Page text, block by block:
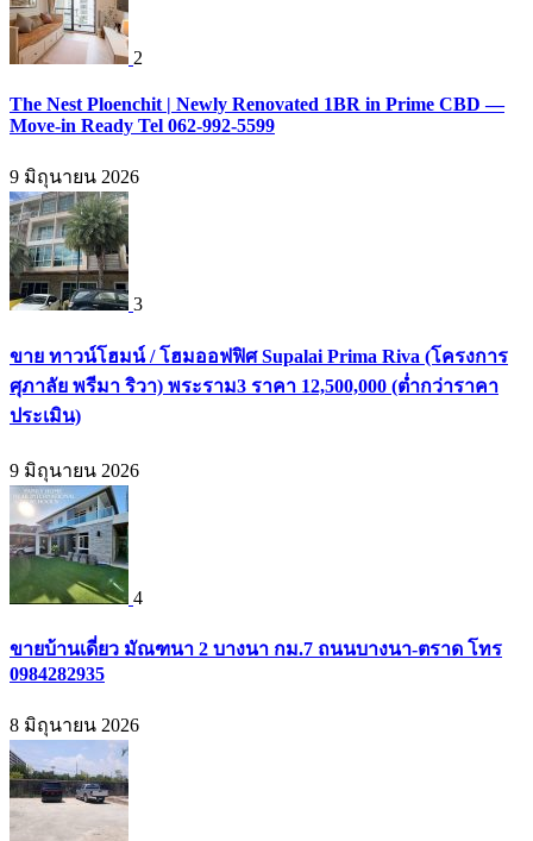
2
The Nest Ploenchit | Newly Renovated 1BR in Prime CBD —
Move-in Ready Tel 062-992-5599
9 มิถุนายน 2026
3
ขาย ทาวน์โฮมน์ / โฮมออฟฟิศ Supalai Prima Riva (โครงการ
ศุภาลัย พรีมา ริวา) พระราม3 ราคา 12,500,000 (ต่ำกว่าราคา
ประเมิน)
9 มิถุนายน 2026
4
ขายบ้านเดี่ยว มัณฑนา 2 บางนา กม.7 ถนนบางนา-ตราด โทร
0984282935
8 มิถุนายน 2026